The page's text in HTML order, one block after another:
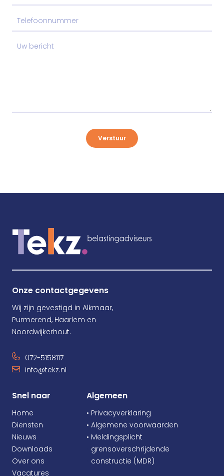
Verstuur
Onze contactgegevens
Wij zijn gevestigd in Alkmaar,
Purmerend, Haarlem en
Noordwijkerhout.
072-5158117
info@tekz.nl
Snel naar
Home
Diensten
Nieuws
Downloads
Over ons
Vacatures
Algemeen
• Privacyverklaring
• Algemene voorwaarden
• Meldingsplicht
grensoverschrijdende
constructie (MDR)